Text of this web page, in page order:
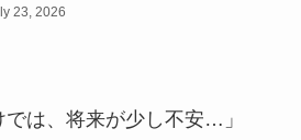
23, 2026
では、将来が少し不安…」